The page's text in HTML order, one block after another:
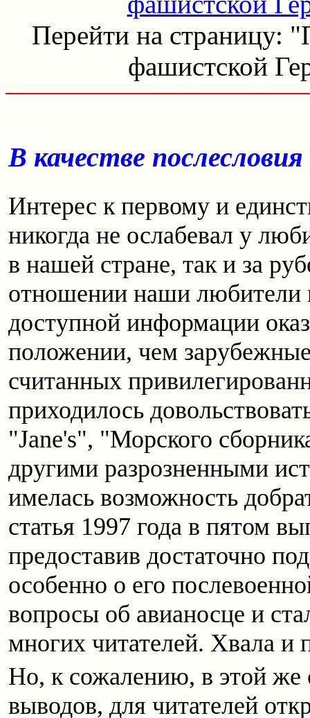
Перейти на страницу:
фашистской
В качестве
Интерес к первому и
никогда не ослабевал у
в нашей стране, так и за
отношении наши любители
доступной информации
положении, чем
считанных
приходилось
"Jane's", "Морского
другими разрозненными
имелась возможность
статья 1997 года в пятом
предоставив достаточно
особенно о его
вопросы об авианосце и
многих читателей. Хвала и
Но, к сожалению, в этой же
выводов, для читателей